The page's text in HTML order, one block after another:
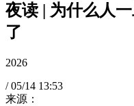
夜读 | 为什么人
了
2026
/ 05/14 13:53
来源：